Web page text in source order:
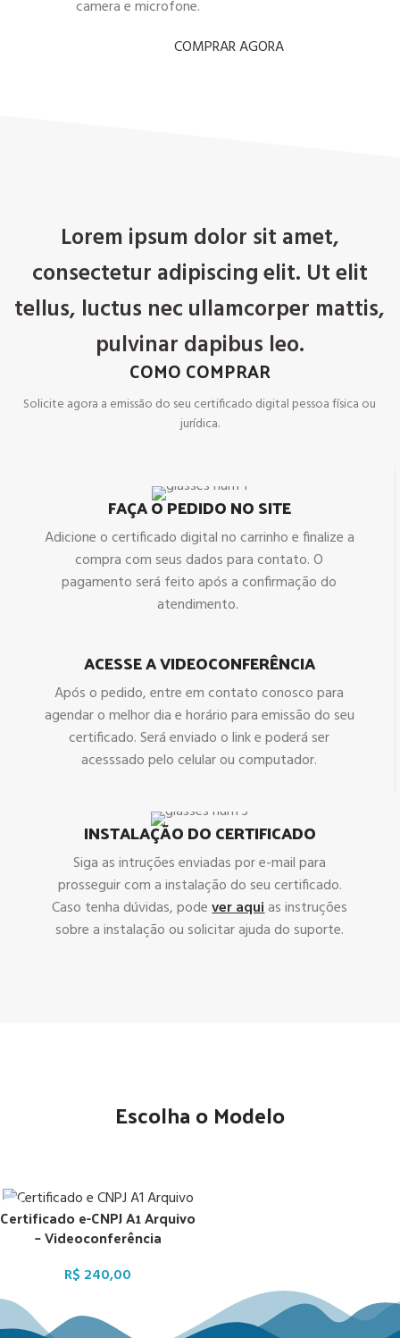
camera e microfone.
COMPRAR AGORA
Lorem ipsum dolor sit amet,
consectetur adipiscing elit. Ut elit
tellus, luctus nec ullamcorper mattis,
pulvinar dapibus leo.
COMO COMPRAR
Solicite agora a emissão do seu certificado digital pessoa física ou
jurídica.
FAÇA O PEDIDO NO SITE
Adicione o certificado digital no carrinho e finalize a
compra com seus dados para contato. O
pagamento será feito após a confirmação do
atendimento.
ACESSE A VIDEOCONFERÊNCIA
Após o pedido, entre em contato conosco para
agendar o melhor dia e horário para emissão do seu
certificado. Será enviado o link e poderá ser
acesssado pelo celular ou computador.
INSTALAÇÃO DO CERTIFICADO
Siga as intruções enviadas por e-mail para
prosseguir com a instalação do seu certificado.
Caso tenha dúvidas, podever aquias instruções
sobre a instalação ou solicitar ajuda do suporte.
Escolha o Modelo
Certificado e-CNPJ A1 Arquivo
– Videoconferência
R$ 240,00